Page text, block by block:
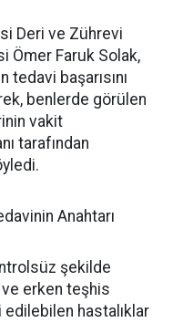
Deri ve Zührevi
Ömer Faruk Solak,
başarısını
benlerde görülen
vakit
tarafından
Anahtarı
şekilde
ve erken teşhis
hastalıklar